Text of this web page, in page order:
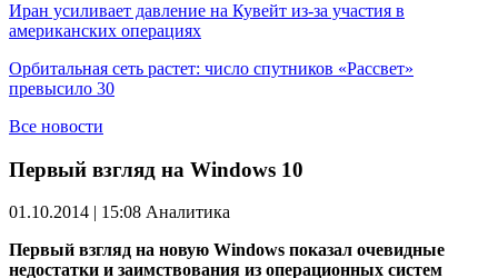
Иран усиливает давление на Кувейт из-за участия в
американских операциях
Орбитальная сеть растет: число спутников «Рассвет»
превысило 30
Все новости
Первый взгляд на Windows 10
01.10.2014 | 15:08 Аналитика
Первый взгляд на новую Windows показал очевидные
недостатки и заимствования из операционных систем